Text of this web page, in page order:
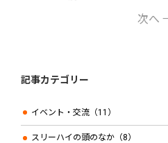
次へ
記事カテゴリー
イベント・交流（11）
スリーハイの頭のなか（8）